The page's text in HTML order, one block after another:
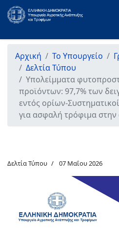
Αρχική Το Υπουργείο
Δελτία Τύπου
Υπολείμματα
προϊόντων: 97,7% των
εντός ορίων-
για ασφαλή τρόφιμα
Δελτία Τύπου 07 Μαΐου 2026